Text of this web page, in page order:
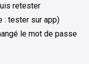
retester
: tester sur app)
le mot de passe